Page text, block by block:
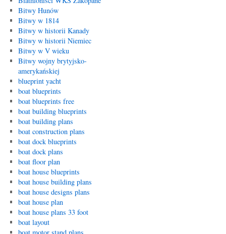
Bitwy Hunów
Bitwy w 1814
Bitwy w historii Kanady
Bitwy w historii Niemiec
Bitwy w V wieku
Bitwy wojny brytyjsko-
amerykańskiej
blueprint yacht
boat blueprints
boat blueprints free
boat building blueprints
boat building plans
boat construction plans
boat dock blueprints
boat dock plans
boat floor plan
boat house blueprints
boat house building plans
boat house designs plans
boat house plan
boat house plans 33 foot
boat layout